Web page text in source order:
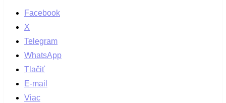
Facebook
X
Telegram
WhatsApp
Tlačiť
E-mail
Viac